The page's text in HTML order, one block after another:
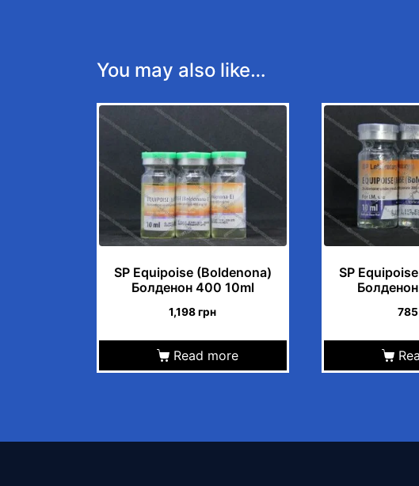
You may also like…
SP Equipoise (Boldenona)
Болденон 400 10ml
1,198грн
Read more
SP
785